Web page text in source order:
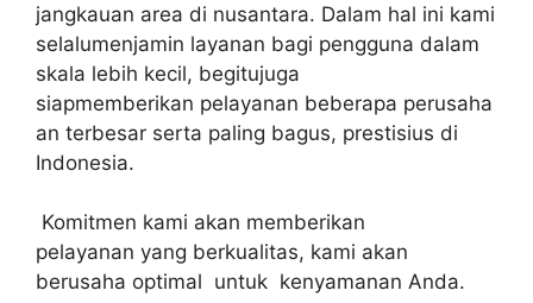
jangkauan area di nusantara. Dalam hal ini kami
selalumenjamin layanan bagi pengguna dalam
skala lebih kecil, begitujuga
siapmemberikan pelayanan beberapa perusaha
an terbesar serta paling bagus, prestisius di
Indonesia.
Komitmen kami akan memberikan
pelayanan yang berkualitas, kami akan
berusaha optimal untuk kenyamanan Anda.